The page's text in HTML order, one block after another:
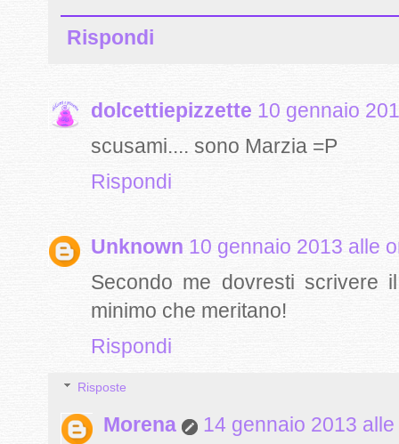
Rispondi
dolcettiepizzette 10 gennaio
scusami.... sono Marzia =P
Rispondi
Unknown 10 gennaio 2013 alle
Secondo me dovresti scrivere
minimo che meritano!
Rispondi
Risposte
Morena
14 gennaio 2013